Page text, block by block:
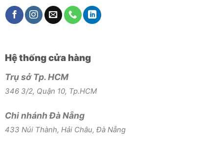
Hệ thống cửa hàng
Trụ sở Tp. HCM
346 3/2, Quận 10, Tp.HCM
Chi nhánh Đà Nẵng
433 Núi Thành, Hải Châu, Đà Nẵng